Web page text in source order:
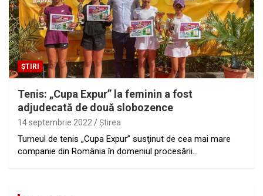
ȘTIRI
Tenis: „Cupa Expur” la feminin a fost
adjudecată de două slobozence
14 septembrie 2022 Ştirea
Turneul de tenis „Cupa Expur” susţinut de cea mai mare
companie din România în domeniul procesării…